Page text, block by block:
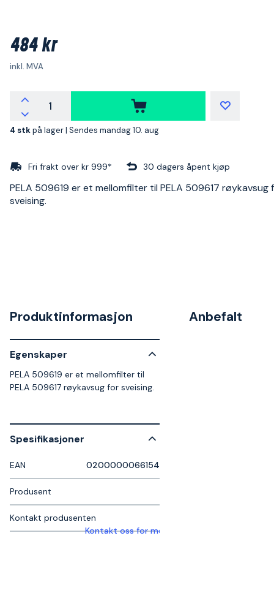
484 kr
inkl. MVA
4 stkpå lager | Sendes mandag 10. aug
Fri frakt over kr 999* 30 dagers åpent kjøp
PELA 509619 er et mellomfilter til PELA 509617 røykavsug
sveising.
Produktinformasjon
Egenskaper
PELA 509619 er et mellomfilter til
PELA 509617 røykavsug for sveising.
Spesifikasjoner
EAN 0200000066154
Produsent
Kontakt produsenten
Kontakt oss for mer informasjon
Anbefalt